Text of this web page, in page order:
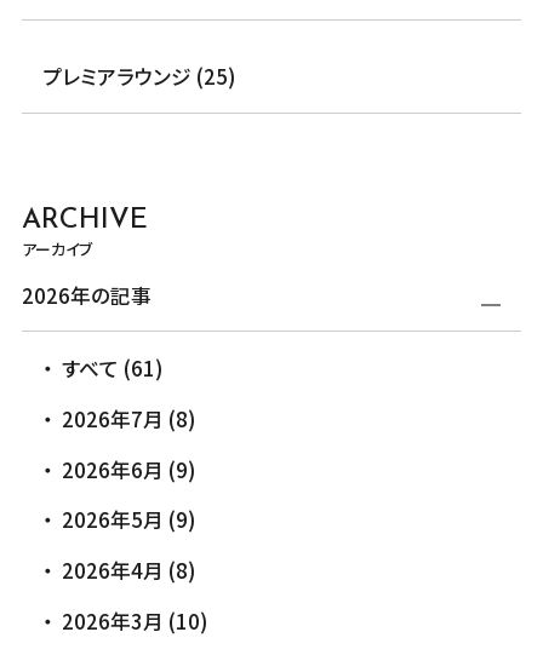
プレミアラウンジ (25)
ARCHIVE
アーカイブ
2026年の記事
すべて (61)
2026年7月 (8)
2026年6月 (9)
2026年5月 (9)
2026年4月 (8)
2026年3月 (10)